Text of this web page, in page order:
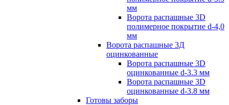
мм
Ворота распашные 3D
полимерное покрытие d-4,0
мм
Ворота распашные 3Д
оцинкованные
Ворота распашные 3D
оцинкованные d-3.3 мм
Ворота распашные 3D
оцинкованные d-3.8 мм
Готовы заборы